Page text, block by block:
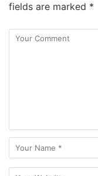
fields are marked *